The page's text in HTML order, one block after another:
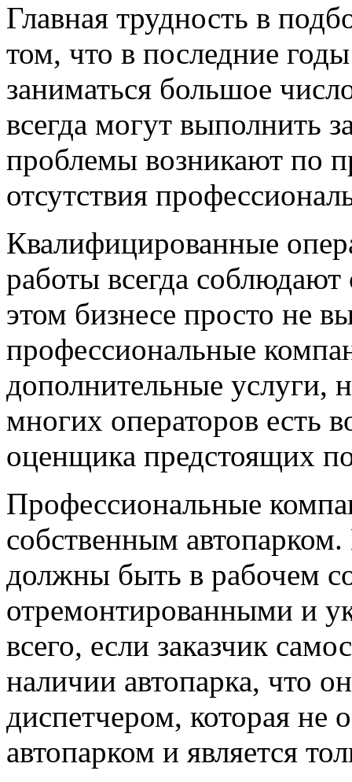
Главная трудность в
том, что в последние
заниматься большое
всегда могут выполнить
проблемы возникают по
отсутствия
Квалифицированные
работы всегда соблюдают
этом бизнесе просто не
профессиональные
дополнительные услуги,
многих операторов есть
оценщика предстоящих
Профессиональные
собственным
должны быть в рабочем
отремонтированными и
всего, если заказчик
наличии автопарка, что
диспетчером, которая не
автопарком и является